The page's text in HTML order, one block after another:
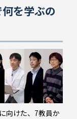
を学ぶの
向けた、7教員か